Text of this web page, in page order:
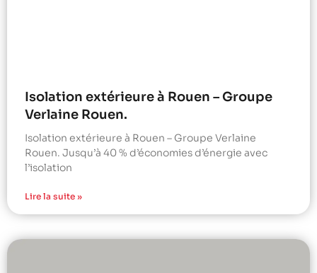
Isolation extérieure à Rouen – Groupe
Verlaine Rouen.
Isolation extérieure à Rouen – Groupe Verlaine
Rouen. Jusqu’à 40 % d’économies d’énergie avec
l’isolation
Lire la suite »